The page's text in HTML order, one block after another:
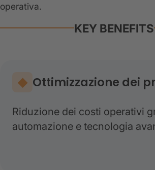
operativa.
KEY BENEFITS
Ottimizzazione dei
Riduzione dei costi operativi
automazione e tecnologia